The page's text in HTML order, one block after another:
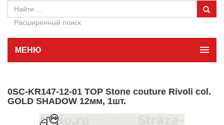
Расширенный поиск
МЕНЮ
0SC-KR147-12-01 TOP Stone couture Rivoli col.
GOLD SHADOW 12мм, 1шт.